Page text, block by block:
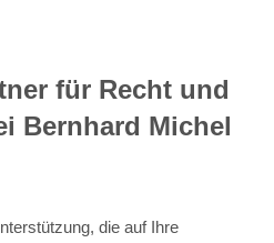
für Recht und
Bernhard Michel
die auf Ihre